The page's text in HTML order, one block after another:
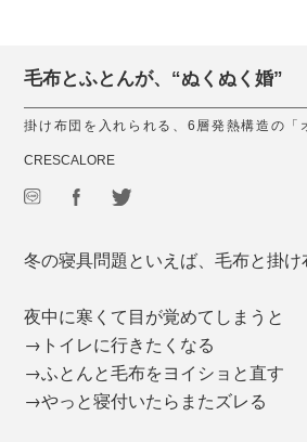
毛布とふとんが、“ぬくぬく婚”
掛け布団を入れられる、6層発熱構造の「
CRESCALORE
冬の寝具問題といえば、毛布と掛け
夜中に寒くて目が覚めてしまうと
→トイレに行きたくなる
→ふとんと毛布をヨイショと直す
→やっと寝付いたらまたズレる